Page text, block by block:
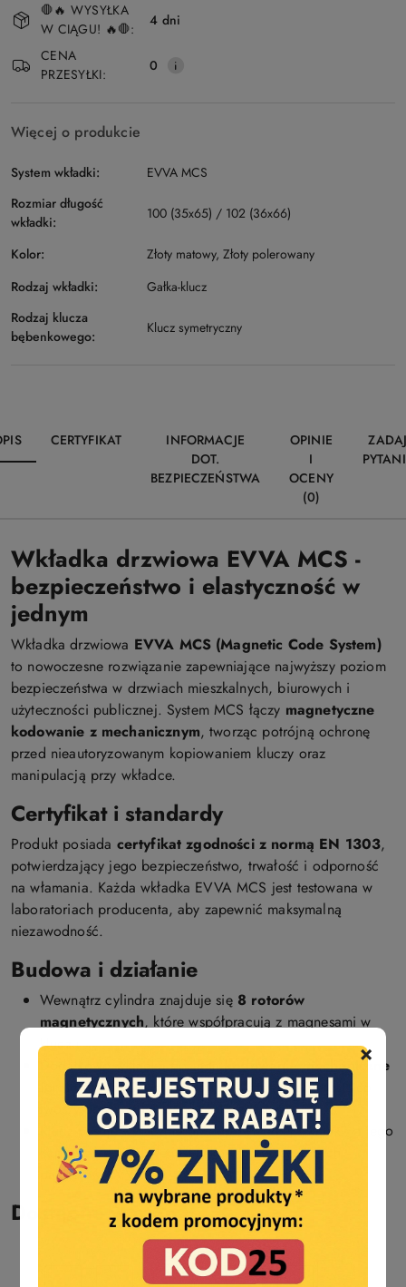
×
i
dostawa
🛑🔥 WYSYŁKA
W CIĄGU! 🔥🛑:
4 dni
CENA
PRZESYŁKI:
0
Więcej o produkcie
System wkładki:
EVVA MCS
Rozmiar długość
wkładki:
100 (35x65) / 102 (36x66)
Kolor:
Złoty matowy, Złoty polerowany
Rodzaj wkładki:
Gałka-klucz
Rodzaj klucza
bębenkowego:
Klucz symetryczny
CERTYFIKAT
INFORMACJE
DOT.
BEZPIECZEŃSTWA
OPINIE
I
OCENY
(0)
Wkładka drzwiowa EVVA MCS -
bezpieczeństwo i elastyczność w
jednym
Wkładka drzwiowa EVVA MCS (Magnetic Code System)
to nowoczesne rozwiązanie zapewniające najwyższy poziom
bezpieczeństwa w drzwiach mieszkalnych, biurowych i
użyteczności publicznej. System MCS łączy magnetyczne
kodowanie z mechanicznym, tworząc potrójną ochronę
przed nieautoryzowanym kopiowaniem kluczy oraz
manipulacją przy wkładce.
Certyfikat i standardy
Produkt posiada certyfikat zgodności z normą EN 1303,
potwierdzający jego bezpieczeństwo, trwałość i odporność
na włamania. Każda wkładka EVVA MCS jest testowana w
laboratoriach producenta, aby zapewnić maksymalną
niezawodność.
Budowa i działanie
Wewnątrz cylindra znajduje się 8 rotorów
magnetycznych, które współpracują z magnesami w
kluczu.
Dodatkowo wkładka posiadakodowanie mechaniczne
(profil długościowy i dodatkowe zabezpieczenia), co
tworzy potrójną barierę bezpieczeństwa.
Klucz pasuje wyłącznie do odpowiedniej wkładki, a jego
kopiowanie możliwe jest tylko u autoryzowanych
partnerów EVVA.
Dostępne warianty